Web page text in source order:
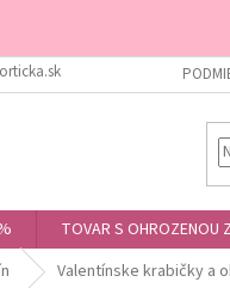
TOVAR S OHROZENOU
Valentínske krabičky a